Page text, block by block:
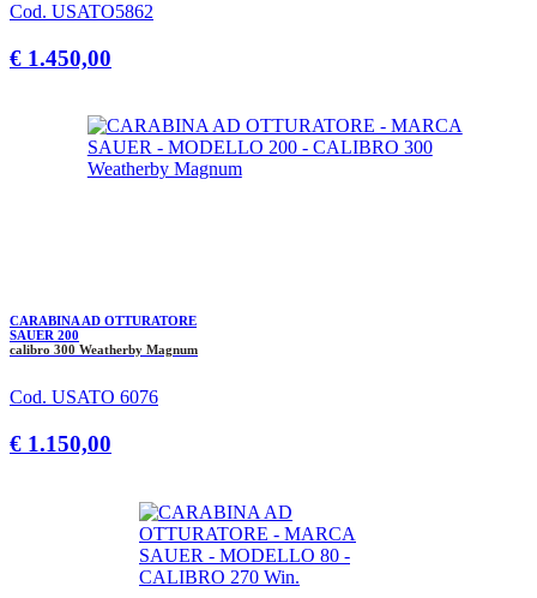
Cod. USATO5862
€ 1.450,00
CARABINA AD OTTURATORE
SAUER 200
calibro 300 Weatherby Magnum
Cod. USATO 6076
€ 1.150,00